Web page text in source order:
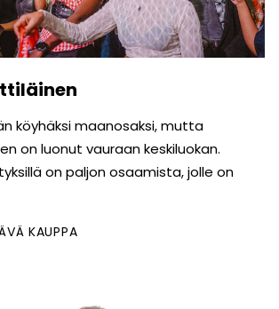
köyhäksi maanosaksi, mutta
on luonut vauraan keskiluokan.
on paljon osaamista, jolle on
KAUPPA